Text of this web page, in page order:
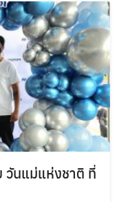
วันแม่แห่งชาติ ที่